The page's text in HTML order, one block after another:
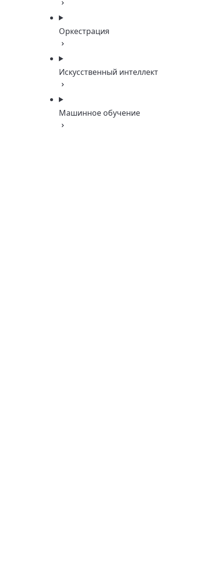
Оркестрация
Искусственный интеллект
Машинное обучение